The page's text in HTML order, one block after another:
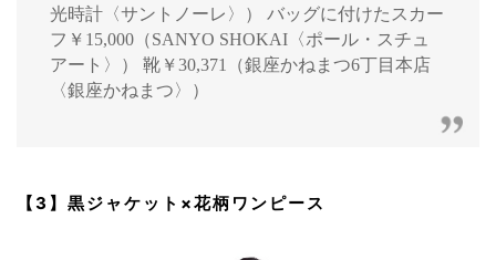
光時計〈サントノーレ〉） バッグに付けたスカー
フ￥15,000（SANYO SHOKAI〈ポール・スチュ
アート〉） 靴￥30,371（銀座かねまつ6丁目本店
〈銀座かねまつ〉）
【3】黒ジャケット×花柄ワンピース